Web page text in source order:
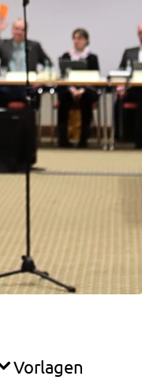
Vorlagen